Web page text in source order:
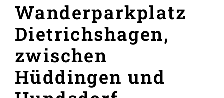
Wanderparkplatz
Dietrichshagen,
zwischen
Hüddingen und